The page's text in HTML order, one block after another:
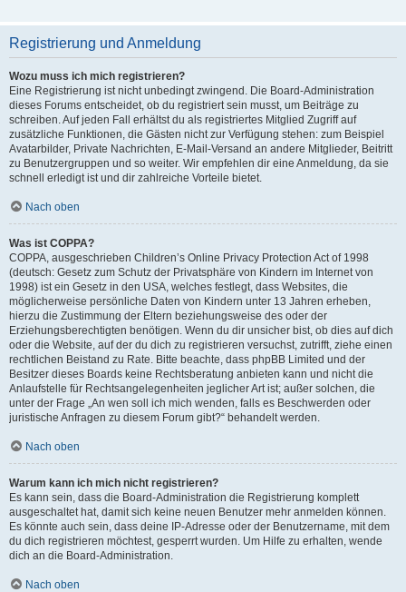
Registrierung und Anmeldung
Wozu muss ich mich registrieren?
Eine Registrierung ist nicht unbedingt zwingend. Die Board-Administration
dieses Forums entscheidet, ob du registriert sein musst, um Beiträge zu
schreiben. Auf jeden Fall erhältst du als registriertes Mitglied Zugriff auf
zusätzliche Funktionen, die Gästen nicht zur Verfügung stehen: zum Beispiel
Avatarbilder, Private Nachrichten, E-Mail-Versand an andere Mitglieder, Beitritt
zu Benutzergruppen und so weiter. Wir empfehlen dir eine Anmeldung, da sie
schnell erledigt ist und dir zahlreiche Vorteile bietet.
Nach oben
Was ist COPPA?
COPPA, ausgeschrieben Children’s Online Privacy Protection Act of 1998
(deutsch: Gesetz zum Schutz der Privatsphäre von Kindern im Internet von
1998) ist ein Gesetz in den USA, welches festlegt, dass Websites, die
möglicherweise persönliche Daten von Kindern unter 13 Jahren erheben,
hierzu die Zustimmung der Eltern beziehungsweise des oder der
Erziehungsberechtigten benötigen. Wenn du dir unsicher bist, ob dies auf dich
oder die Website, auf der du dich zu registrieren versuchst, zutrifft, ziehe einen
rechtlichen Beistand zu Rate. Bitte beachte, dass phpBB Limited und der
Besitzer dieses Boards keine Rechtsberatung anbieten kann und nicht die
Anlaufstelle für Rechtsangelegenheiten jeglicher Art ist; außer solchen, die
unter der Frage „An wen soll ich mich wenden, falls es Beschwerden oder
juristische Anfragen zu diesem Forum gibt?“ behandelt werden.
Nach oben
Warum kann ich mich nicht registrieren?
Es kann sein, dass die Board-Administration die Registrierung komplett
ausgeschaltet hat, damit sich keine neuen Benutzer mehr anmelden können.
Es könnte auch sein, dass deine IP-Adresse oder der Benutzername, mit dem
du dich registrieren möchtest, gesperrt wurden. Um Hilfe zu erhalten, wende
dich an die Board-Administration.
Nach oben